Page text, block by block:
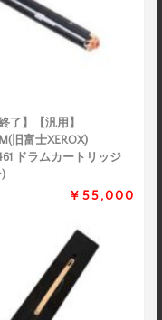
了】【汎用】
旧富士XEROX)
ドラムカートリッジ
￥55,000